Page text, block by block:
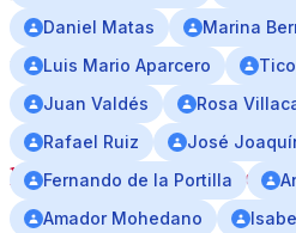
del
aniversario
https://www.canalsur.es/
destacadas/rocio-
Daniel Matas
Marina
Luis Mario Aparcero
Juan Valdés
Rosa
Rafael Ruiz
José
Fernando de la Portilla
Amador Mohedano